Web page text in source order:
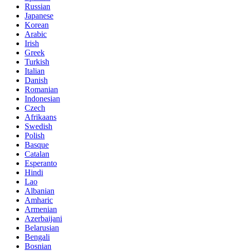
Russian
Japanese
Korean
Arabic
Irish
Greek
Turkish
Italian
Danish
Romanian
Indonesian
Czech
Afrikaans
Swedish
Polish
Basque
Catalan
Esperanto
Hindi
Lao
Albanian
Amharic
Armenian
Azerbaijani
Belarusian
Bengali
Bosnian